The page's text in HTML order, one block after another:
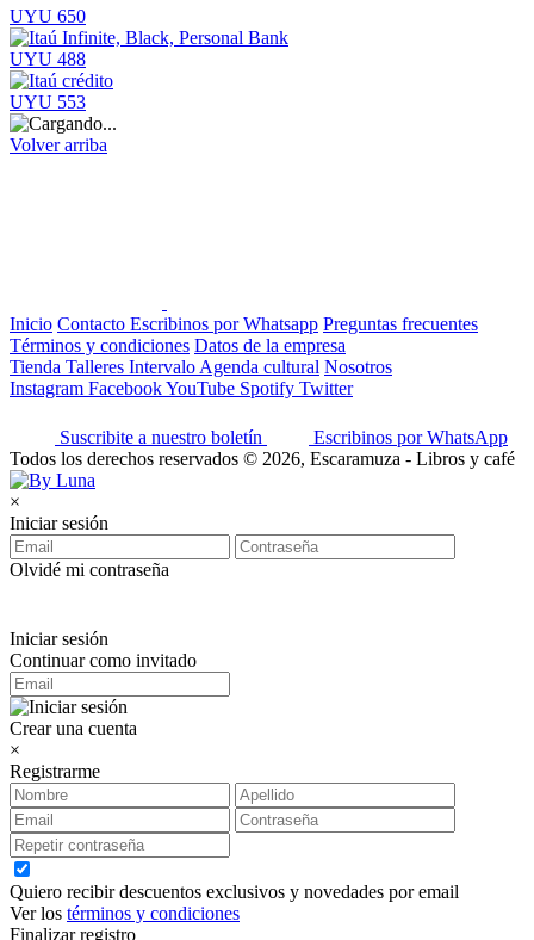
UYU 650
UYU 488
UYU 553
Volver arriba
Inicio Contacto Escribinos por Whatsapp Preguntas frecuentes
Términos y condiciones Datos de la empresa
Tienda Talleres Intervalo Agenda cultural Nosotros
Instagram FacebookYouTube Spotify Twitter
Suscribite a nuestro boletín
Escribinos por WhatsApp
Todos los derechos reservados © 2026, Escaramuza - Libros y café
×
Iniciar sesión
Olvidé mi contraseña
Iniciar sesión
Continuar como invitado
Crear una cuenta
×
Registrarme
Quiero recibir descuentos exclusivos y novedades por email
Ver los términos y condiciones
Finalizar registro